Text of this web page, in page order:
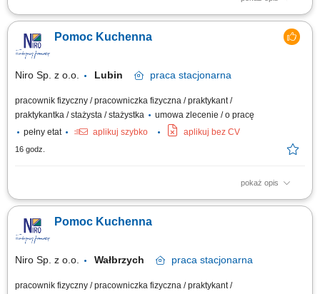
Utrzymywanie czystości naczyń, urządzeń i zaplecza kuchennego.
Przygotowywanie warzyw oraz produktów do dalszej obróbki. Pomoc w
realizacji bieżących prac kuchennych. Dbanie o porządek zgodnie ze
standardami higieny.
Pomoc Kuchenna
Niro Sp. z o.o. Lubin praca stacjonarna
pracownik fizyczny / pracowniczka fizyczna / praktykant /
praktykantka / stażysta / stażystka
umowa zlecenie / o pracę
pełny etat
aplikuj szybko aplikuj bez CV
16 godz.
pokaż opis
Lepienie pierogów; Aktywne wspieranie zespołu kucharzy w
porządek w kuchni oraz na stanowisku pracy; Odpowiedzialne
zarządzanie zapasami i dbanie o świeżość produktów; Obsługa
Pomoc Kuchenna
Niro Sp. z o.o. Wałbrzych praca stacjonarna
pracownik fizyczny / pracowniczka fizyczna / praktykant /